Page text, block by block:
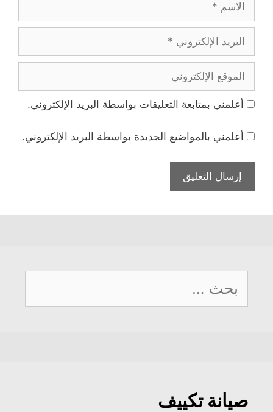
الإلكتروني
الإلكتروني
أعلمني بمتابعة التعليقات بواسطة البريد الإلكتروني.
أعلمني بالمواضيع الجديدة بواسطة البريد الإلكتروني.
عن:
صيانة تكييف